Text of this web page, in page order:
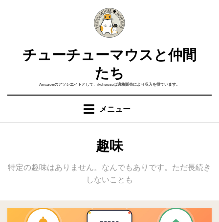
チューチューマウスと仲間
たち
Amazonのアソシエイトとして、ikehouseは適格販売により収入を得ています。
メニュー
カテゴリー
:
趣味
特定の趣味はありません。なんでもありです。ただ長続き
しないことも